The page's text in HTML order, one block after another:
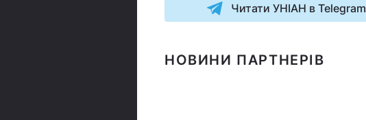
Читати УНІАН в Telegram
НОВИНИ ПАРТНЕРІВ